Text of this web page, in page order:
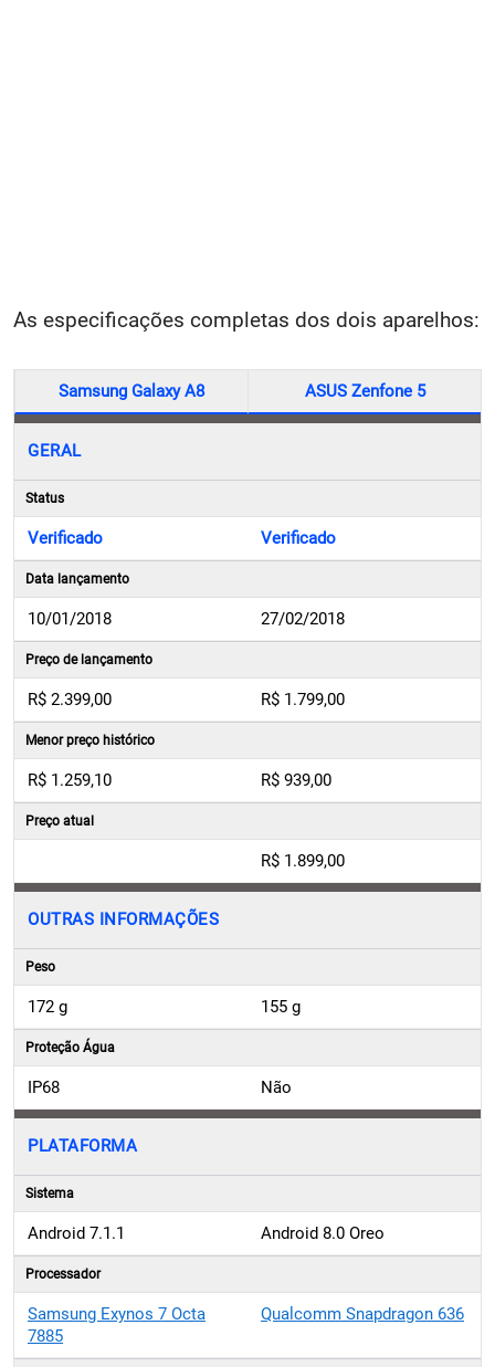
As especificações completas dos dois aparelhos:
Samsung Galaxy A8 ASUS Zenfone 5
GERAL
Status
Verificado Verificado
Data lançamento
10/01/2018 27/02/2018
Preço de lançamento
R$ 2.399,00 R$ 1.799,00
Menor preço histórico
R$ 1.259,10 R$ 939,00
Preço atual
R$ 1.899,00
OUTRAS INFORMAÇÕES
Peso
172 g 155 g
Proteção Água
IP68 Não
PLATAFORMA
Sistema
Android 7.1.1 Android 8.0 Oreo
Processador
Samsung Exynos 7 Octa
7885
Qualcomm Snapdragon 636